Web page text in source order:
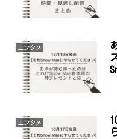
エンタメ
エンタメ